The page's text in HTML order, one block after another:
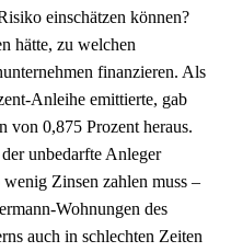
einschätzen können?
hätte, zu welchen
finanzieren. Als
Anleihe emittierte, gab
von 0,875 Prozent heraus.
unbedarfte Anleger
Zinsen zahlen muss –
Wohnungen des
auch in schlechten Zeiten